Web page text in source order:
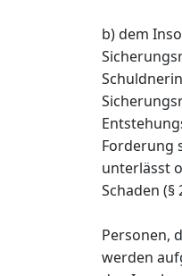
b) dem
Forderung
unterlässt
Schaden (§
Personen,
werden